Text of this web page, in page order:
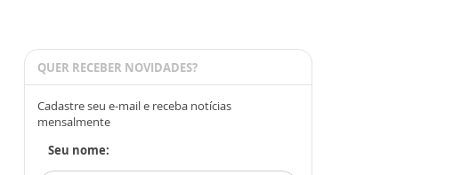
QUER RECEBER NOVIDADES?
Cadastre seu e-mail e receba notícias
mensalmente
Seu nome: